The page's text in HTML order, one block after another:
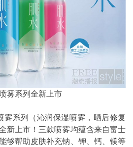
雾系列全新上市
系列（沁润保湿喷雾，晒后修复
新上市！三款喷雾均蕴含来自富士
够帮助皮肤补充钠、钾、钙、镁等